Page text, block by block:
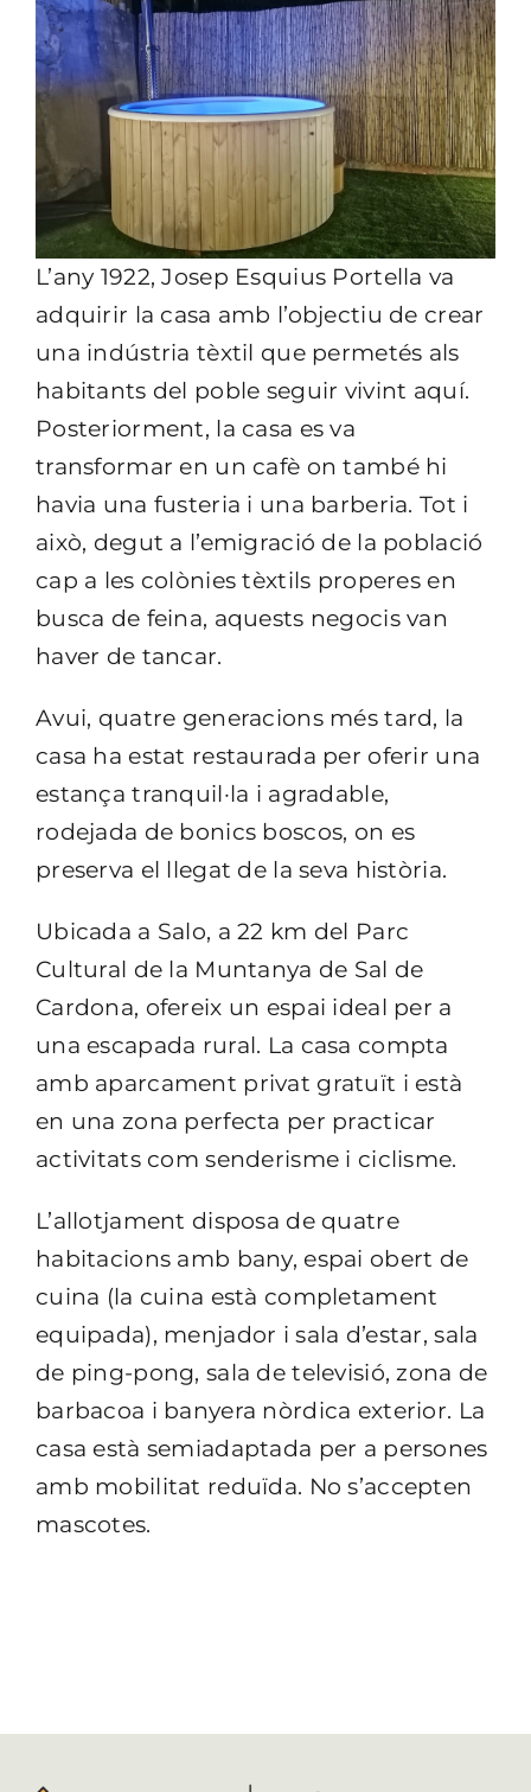
L’any 1922, Josep Esquius Portella va
adquirir la casa amb l’objectiu de crear
una indústria tèxtil que permetés als
habitants del poble seguir vivint aquí.
Posteriorment, la casa es va
transformar en un cafè on també hi
havia una fusteria i una barberia. Tot i
això, degut a l’emigració de la població
cap a les colònies tèxtils properes en
busca de feina, aquests negocis van
haver de tancar.
Avui, quatre generacions més tard, la
casa ha estat restaurada per oferir una
estança tranquil·la i agradable,
rodejada de bonics boscos, on es
preserva el llegat de la seva història.
Ubicada a Salo, a 22 km del Parc
Cultural de la Muntanya de Sal de
Cardona, ofereix un espai ideal per a
una escapada rural. La casa compta
amb aparcament privat gratuït i està
en una zona perfecta per practicar
activitats com senderisme i ciclisme.
L’allotjament disposa de quatre
habitacions amb bany, espai obert de
cuina (la cuina està completament
equipada), menjador i sala d’estar, sala
de ping-pong, sala de televisió, zona de
barbacoa i banyera nòrdica exterior. La
casa està semiadaptada per a persones
amb mobilitat reduïda. No s’accepten
mascotes.